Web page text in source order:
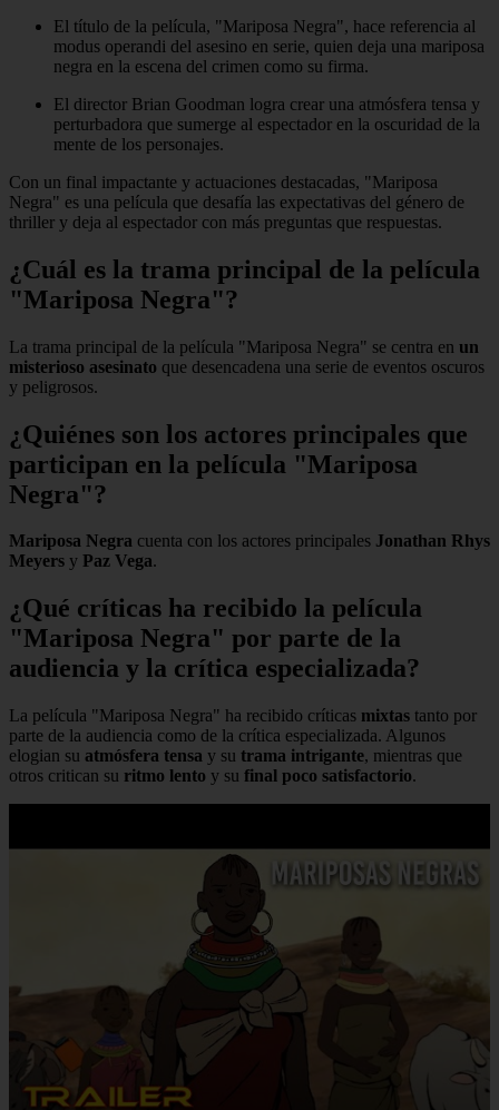
El título de la película, "Mariposa Negra", hace referencia al
modus operandi del asesino en serie, quien deja una mariposa
negra en la escena del crimen como su firma.
El director Brian Goodman logra crear una atmósfera tensa y
perturbadora que sumerge al espectador en la oscuridad de la
mente de los personajes.
Con un final impactante y actuaciones destacadas, "Mariposa
Negra" es una película que desafía las expectativas del género de
thriller y deja al espectador con más preguntas que respuestas.
¿Cuál es la trama principal de la película
"Mariposa Negra"?
La trama principal de la película "Mariposa Negra" se centra en un
misterioso asesinato que desencadena una serie de eventos oscuros
y peligrosos.
¿Quiénes son los actores principales que
participan en la película "Mariposa
Negra"?
Mariposa Negra cuenta con los actores principales Jonathan Rhys
Meyers y Paz Vega.
¿Qué críticas ha recibido la película
"Mariposa Negra" por parte de la
audiencia y la crítica especializada?
La película "Mariposa Negra" ha recibido críticas mixtas tanto por
parte de la audiencia como de la crítica especializada. Algunos
elogian su atmósfera tensa y su trama intrigante, mientras que
otros critican su ritmo lento y su final poco satisfactorio.